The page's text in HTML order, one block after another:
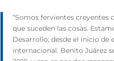
“Somos fervientes creyentes
que suceden las cosas.
Desarrollo; desde el inicio
internacional. Benito Juárez